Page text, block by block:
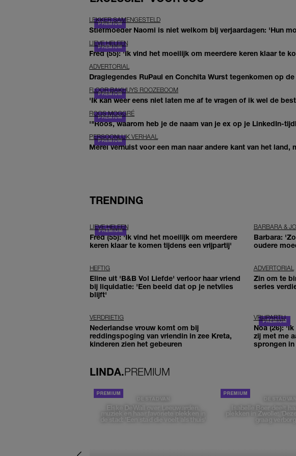
LEKKER SAMENGESTELD
Stiefmoeder Naomi is niet welkom bij verjaardagen: 'Hun
LIEVE HELEEN
Fred (55): 'Ik vind het moeilijk om meerdere keren klaar te
ADVERTORIAL
Draglegendes RuPaul en Conchita Wurst tegenkomen op
FLOOR BAKHUYS ROOZEBOOM
'Ik kan weer eens niet laten me af te vragen of ik wel de
ROOS MOGGRÉ
'"Roos, waarom heb je de naam van je ex op je LinkedIn-
PERSOONLIJK VERHAAL
Merel verhuist voor een man naar andere kant van het
TRENDING
LIEVE HELEEN
Fred (55): 'Ik vind het moeilijk om meerdere
keren klaar te komen tijdens een vrijpartij'
BARBARA &
Barbara:
oudere
HEFTIG
Eline uit 'B&B Vol Liefde' verloor haar vriend
bij liquidatie: 'Een beeld dat op je netvlies
blijft'
ADVERTORIAL
Zin om te
series
VERDRIETIG
Nederlandse vrouw komt om bij
reddingspoging van vriendin in zee Kreta,
kinderen zien het gebeuren
VRIJPARTIJ
Noa (26):
zij met me
sprongen
LINDA.PREMIUM
DE STAD VAN
Elske DeWall over Leeuwarden,
muziek en haar favoriete plekken in
de stad: 'Een stad die voelt als thuis'
DE STAD VAN
Isabelle Boer deelt
plekken in Zwolle:
graag